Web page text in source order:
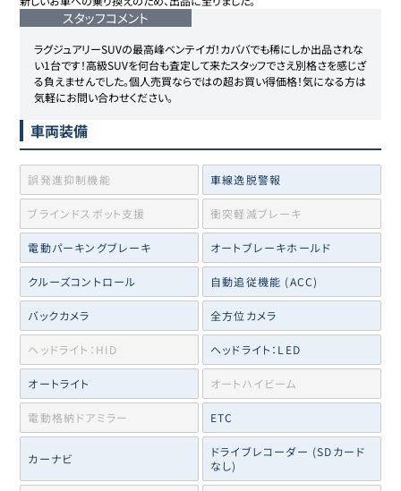
スタッフコメント
ラグジュアリーSUVの最高峰ベンテイガ！カババでも稀にしか出品されな
い1台です！高級SUVを何台も査定して来たスタッフでさえ別格さを感じざ
る負えませんでした。個人売買ならではの超お買い得価格！気になる方は
気軽にお問い合わせください。
車両装備
誤発進抑制機能 車線逸脱警報
ブラインドスポット支援 衝突軽減ブレーキ
電動パーキングブレーキ オートブレーキホールド
クルーズコントロール 自動追従機能 (ACC)
バックカメラ 全方位カメラ
ヘッドライト：HID ヘッドライト：LED
オートライト オートハイビーム
電動格納ドアミラー ETC
カーナビ
ドライブレコーダー (SDカード
なし)